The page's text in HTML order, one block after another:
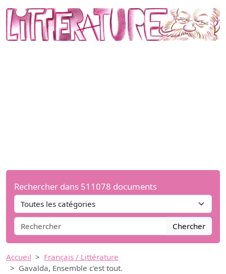
Rechercher dans 511078 documents
Chercher
Accueil
Français / Littérature
Gavalda, Ensemble c'est tout.